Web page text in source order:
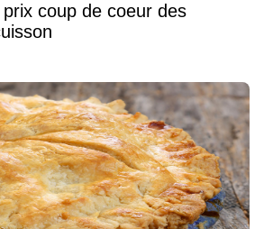
coup de coeur des